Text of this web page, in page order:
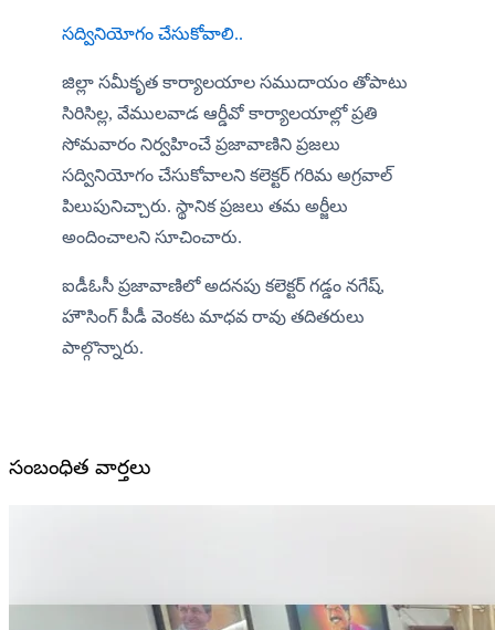
సద్వినియోగం చేసుకోవాలి..
జిల్లా సమీకృత కార్యాలయాల సముదాయం తోపాటు
సిరిసిల్ల, వేములవాడ ఆర్డీవో కార్యాలయాల్లో ప్రతి
సోమవారం నిర్వహించే ప్రజావాణిని ప్రజలు
సద్వినియోగం చేసుకోవాలని కలెక్టర్ గరిమ అగ్రవాల్
పిలుపునిచ్చారు. స్థానిక ప్రజలు తమ అర్జీలు
అందించాలని సూచించారు.
ఐడీఓసీ ప్రజావాణిలో అదనపు కలెక్టర్ గడ్డం నగేష్,
హౌసింగ్ పీడీ వెంకట మాధవ రావు తదితరులు
పాల్గొన్నారు.
సంబంధిత వార్తలు